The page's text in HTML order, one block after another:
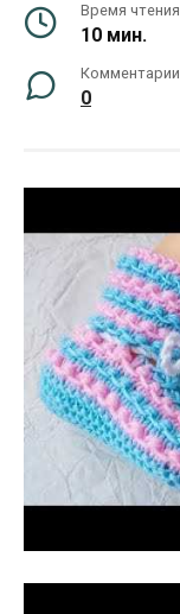
Время чтения
10 мин.
Комментарии
0